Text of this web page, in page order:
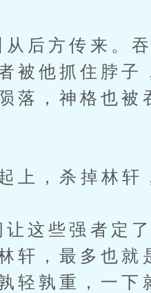
后方传来。吞
被他抓住脖子
落，神格也被
，杀掉林轩
这些强者定了
轩，最多也就
轻孰重，一下